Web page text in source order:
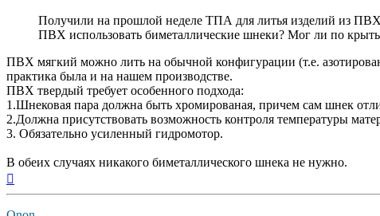
Получили на прошлой неделе ТПА для литья изделий из
ПВХ использовать биметаллические шнеки? Мог ли по
ПВХ мягкий можно лить на обычной конфигурации (т.е.
практика была и на нашем производстве.
ПВХ твердый требует особенного подхода:
1.Шнековая пара должна быть хромированая, причем сам шнек
2.Должна присутствовать возможность контроля температуры
3. Обязательно усиленный гидромотор.
В обеих случаях никакого биметаллического шнека не нужно.